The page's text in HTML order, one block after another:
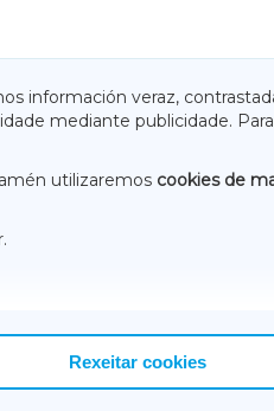
información veraz,
mediante publicidade.
utilizaremos cookies de
Rexeitar cookies
TERRACHAXA
ACORUÑAXA